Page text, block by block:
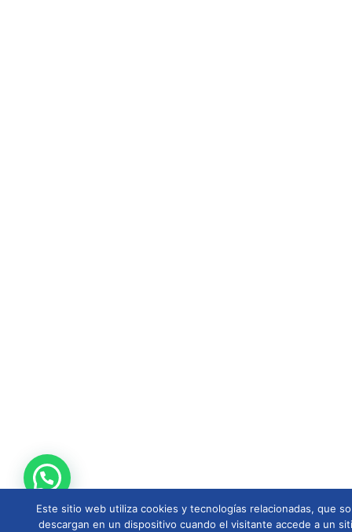
Este sitio web utiliza cookies y tecnologías relacionadas, que
descargan en un dispositivo cuando el visitante accede a un